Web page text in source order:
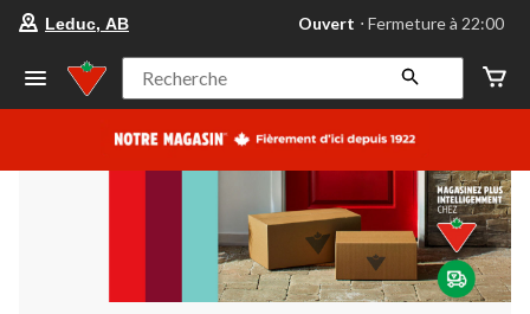
votre
préféré
Leduc,
AB,
courament
Fermeture
à
22:00
cliquer
pour
changer
Leduc, AB Ouvert ⋅ Fermeture à 22:00
Recherche